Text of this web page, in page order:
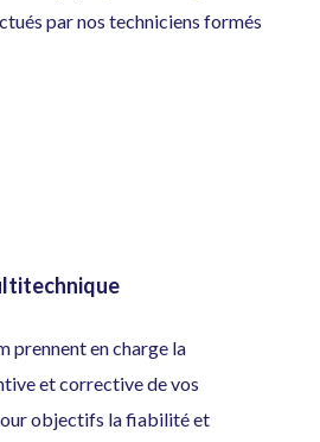
par nos techniciens formés
prennent en charge la
et corrective de vos
objectifs la fiabilité et